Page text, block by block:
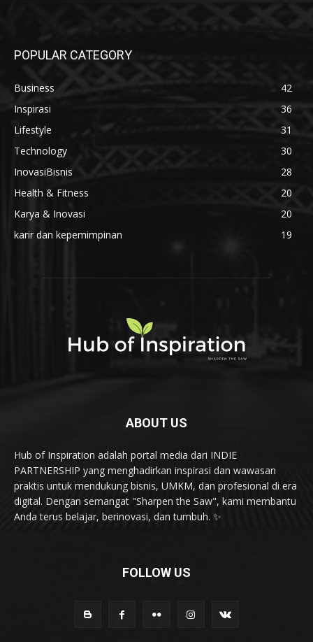
POPULAR CATEGORY
Business
42
Inspirasi
36
Lifestyle
31
Technology
30
InovasiBisnis
28
Health & Fitness
20
Karya & Inovasi
20
karir dan kepemimpinan
19
ABOUT US
Hub of Inspiration adalah portal media dari INDIE
PARTNERSHIP yang menghadirkan inspirasi dan wawasan
praktis untuk mendukung bisnis, UMKM, dan profesional di era
digital. Dengan semangat "Sharpen the Saw", kami membantu
Anda terus belajar, berinovasi, dan tumbuh. ✨
FOLLOW US